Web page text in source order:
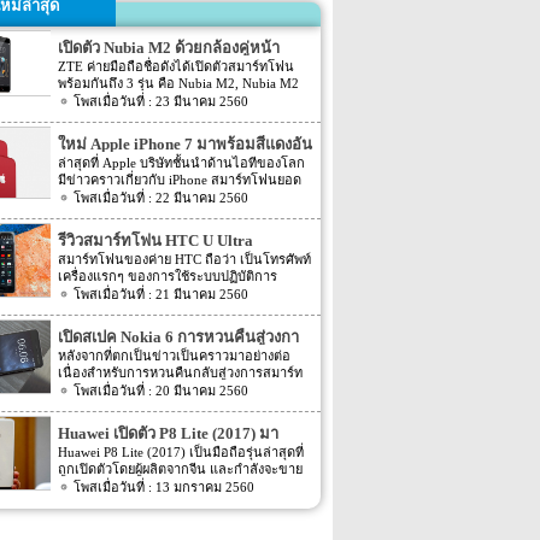
ม่ล่าสุด
เปิดตัว Nubia M2 ด้วยกล้องคู่หน้า
ZTE ค่ายมือถือชื่อดังได้เปิดตัวสมาร์ทโฟน
พร้อมกันถึง 3 รุ่น คือ Nubia M2, Nubia M2
Lite และ Nubia N2 ซึ่งแต่ละรุ่นก็มีความน่า
นี้เราจะมารีวิวให้ท่านได้รู้จักกับ Nubia M2
ที่มีจุดขายตรงกล้องหน้าที่มาเป็นคู่ นอกจาก
กล้องหน้าที่มาเป็นคู่แล้วยังมีส่วนอื่นๆ ที่น่า
สนใจอีก Nubia M2 ใช้กล้องหน้าแบบคู่ที่มี
ความละเอียดสูงถึง 13MP มีรูรับแสง f 2.2
กล้องหน้าสำหรับการเซลฟี่มีความละเอียด
16MP พร้อมกับรูรับแสง f/2.0 กล้องหน้า
สามารถจับภาพได้กว้างถึง 80 องศา นั้นจะ
ทำให้การถ่ายรูปเซลฟี่ได้กว้างมากยิ่งขึ้น
หน้าจอเป็นแบบ AMOLED มีความละเอียดสูง
ถึง 1080p ขนาด 5.5 นิ้ว ระบบประมวลผล
การทำงานจะเป็นชิปเซ็ต Snapdragon 625
เป็นชิปประมวลผลของ Qualcomm ใช้ RAM
4GB หน่วยความจำมีให้เลือกอยู่ 2 ขนาด คือ
[…]
23 มีนาคม 2560
ใหม่ Apple iPhone 7 มาพร้อมสีแดงอัน
ร้อนแรง
ล่าสุดที่ Apple บริษัทชั้นนำด้านไอทีของโลก
มีข่าวคราวเกี่ยวกับ iPhone สมาร์ทโฟนยอด
ฮิตในประเทศไทยและทั่วโลก และในช่วงที่
อาจจะพลาดโอกาสได้สัมผัสเทคโนโลยีอัน
ทันสมัยในคราวนั้น แต่ก็ถือว่า เป็นความโชค
ดีที่คุณกำลังจะได้สัมผัสกับ iPhone 7 ที่มา
พร้อมการออกแบบสีของบอดี้ด้วยสีแดงอัน
ร้อนแรง เร้าใจแบบสุดๆ ทำให้สาวกของ
Apple กระเป๋าสั่นกันเลยทีเดียว การออกแบบ
iPhone 7 สีแดง ได้แรงบันดาลใจมาจากการ
กุศลของ iGadget ซึ่งปกติแล้ว การปรับแต่ง
Apple จะให้บริษัทข้างนอกช่วยในการปรับ
แต่งให้ แต่บอดี้นี้สีนี้ Apple ลงแรงปรับแต่งเอง
สีแดงอันร้อนแรง Apple จะจับความร้อนแรง
ลงไปใน iPhone 7 และ iPhone 7 Plus ทาง
บริษัท Apple ได้กำหนดวันจำหน่ายในวันศุกร์
ที่ 24 มีนาคม 2560 ที่จะถึงนี้ เวลาในการเปิด
ขายเป็นเวลาช่วงเช้าประมาณ 8.01 น. (เป็น
เวลาในฝั่งประเทศแถบแปซิฟิก) การเปิดตัว
22 มีนาคม 2560
รีวิวสมาร์ทโฟน HTC U Ultra
สมาร์ทโฟนของค่าย HTC ถือว่า เป็นโทรศัพท์
เครื่องแรกๆ ของการใช้ระบบปฏิบัติการ
Android หลายคนน่าจะจำได้ ในช่วงนั้นมี
Bird ที่ฮิตกันทั่วบ้านทั่วเมือง สมาร์ทโฟนหนึ่ง
ในที่สามารถเล่นเกมส์ Angry Bird นี้ได้ ก็คือ
สมาร์ทโฟนจากค่าย HTC หลังจากนั้น HTC
ก็ได้มีการพัฒนาสมาร์ทโฟนขึ้นมาอีก
มากมาย ล่าสุดได้เตรียมปล่อยรุ่นใหม่ อย่าง
HTC U Ultra HTC U Ultra มาพร้อมกับหน้า
จอ Super LCD5 มีขนาด 5.7 นิ้ว หน้าจอเป็น
แบบ Gorilla Glass 5 ซึ่งเป็นหน้าจอใหม่ที่
สามารถป้องกันรอยขีดข่วนได้ ความละเอียด
ของภาพสูงถึง 1,040 X 2,560 พิกเซล
(513ppi) ใช้ชิปประมวลผล Snapdragon 820
ที่มีความเร็วให้เลือกถึง 2 แบบ คือ 2.15GHz
21 มีนาคม 2560
เปิดสเปค Nokia 6 การหวนคืนสู่วงกา
รสมาร์ทโฟน
หลังจากที่ตกเป็นข่าวเป็นคราวมาอย่างต่อ
เนื่องสำหรับการหวนคืนกลับสู่วงการสมาร์ท
โฟน อย่างสมาร์ทโฟนในแบรนด์ Nokia ครั้ง
เอาสมาร์ทโฟนรุ่นนี้ไปทดสอบในห้องปฏิบัติ
การ Nokia 6 เปิดตัวรุ่นแรกภายใต้ชื่อรุ่น TA-
1000 ซึ่งจะมีความน่าสนใจทั้งในเรื่องของ
ซอฟต์แวร์และวัสดุอุปกรณ์ที่นำมาผลิตต่างๆ
Nokia 6 ไม่ได้เป็นสมาร์ทโฟนระดับสูง แต่จะ
เป็นสมาร์ทโฟนราคากลางๆ ที่เตรียมตัวจะมา
20 มีนาคม 2560
Huawei เปิดตัว P8 Lite (2017) มา
พร้อมหน้าจอ 1080p ชิพเซ็ท Kirin
655
Huawei P8 Lite (2017) เป็นมือถือรุ่นล่าสุดที่
ถูกเปิดตัวโดยผู้ผลิตจากจีน และกำลังจะขาย
ในตลาดยุโรปบางประเทศในเร็วๆ นี้ แต่การ
13 มกราคม 2560